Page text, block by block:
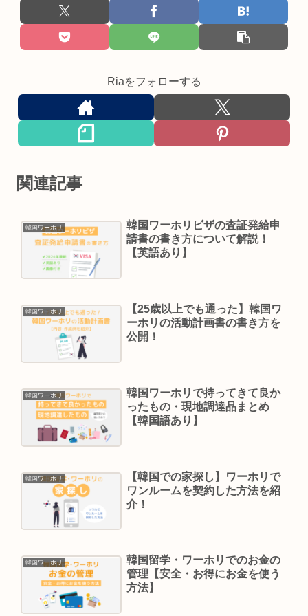
Riaをフォローする
関連記事
韓国ワーホリ
韓国ワーホリビザの査証発給申
請書の書き方について解説！
【英語あり】
韓国ワーホリ
【25歳以上でも通った】韓国ワ
ーホリの活動計画書の書き方を
公開！
韓国ワーホリ
韓国ワーホリで持ってきて良か
ったもの・現地調達品まとめ
【韓国語あり】
韓国ワーホリ
【韓国での家探し】ワーホリで
ワンルームを契約した方法を紹
介！
韓国ワーホリ
韓国留学・ワーホリでのお金の
管理【安全・お得にお金を使う
方法】